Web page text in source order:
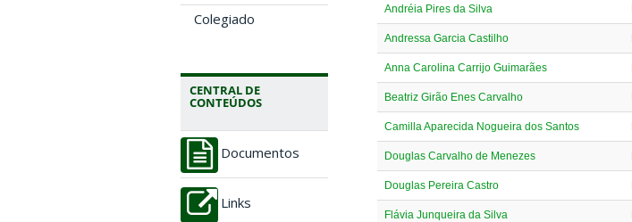
Colegiado
CENTRAL DE
CONTEÚDOS
Documentos
Links
Andréia Pires da Silva
Andressa Garcia Castilho
Anna Carolina Carrijo Guimarães
Beatriz Girão Enes Carvalho
Camilla Aparecida Nogueira dos Santos
Douglas Carvalho de Menezes
Douglas Pereira Castro
Flávia Junqueira da Silva